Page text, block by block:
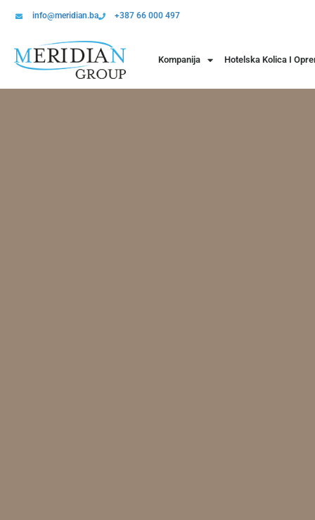
info@meridian.ba +387 66 000 497
Kompanija Hotelska Kolica I